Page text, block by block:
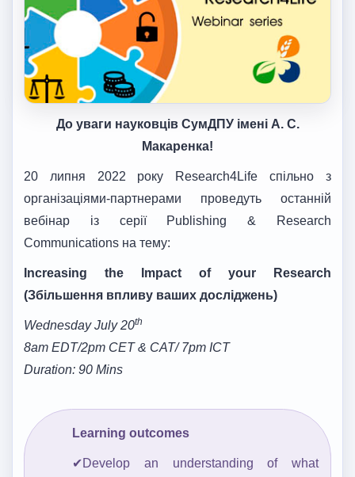
До уваги науковців СумДПУ імені А. С.
Макаренка!
20 липня 2022 року Research4Life спільно з
організаціями-партнерами проведуть останній
вебінар із серії Publishing & Research
Communications на тему:
Increasing the Impact of your Research
(Збільшення впливу ваших досліджень)
Wednesday July 20th
8am EDT/2pm CET & CAT/ 7pm ICT
Duration: 90 Mins
Learning outcomes
✔Develop an understanding of what